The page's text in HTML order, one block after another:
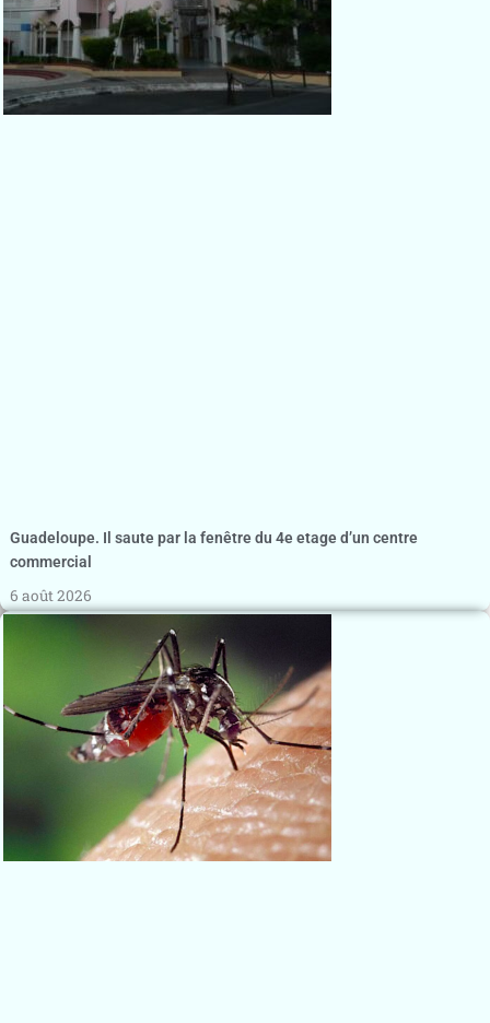
Guadeloupe. Il saute par la fenêtre du 4e etage d’un centre
commercial
6 août 2026